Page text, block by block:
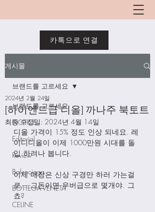
카톡으로 연결
게시물
브랜드를 고르세요
NOTICE
Editorial
Review
Balenciaga
BOTTEGA VENETA
CELINE
브랜드를 고르세요
[하이엔드급 디올] 까나주 북토트
2024년 2월 24일
최종 수정일: 2024년 4월 14일
디올 가격이 15% 정도 인상 되네요. 레
이디디올이 이제 1000만원 시대를 돌
입 하려나 봅니다.
이제 매장은 신상 구경만 하러 가는걸
로… 그돈이면 우버급으로 몇개야. 그
쵸?